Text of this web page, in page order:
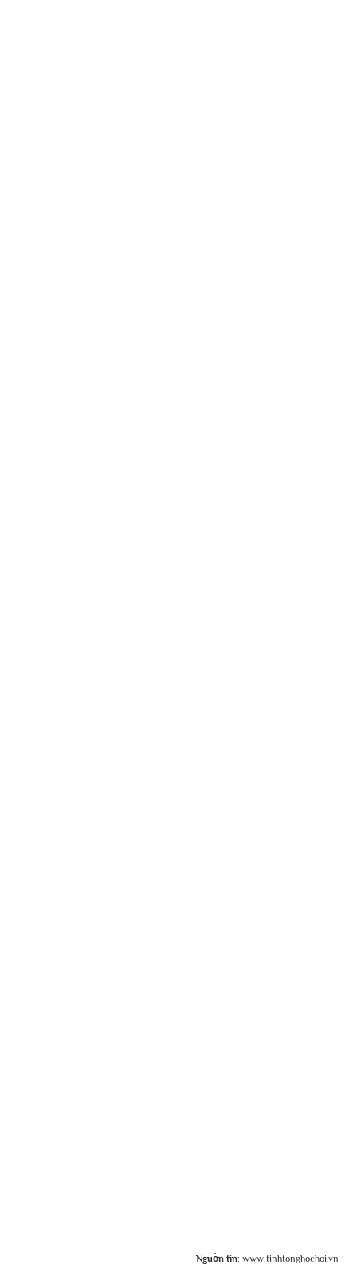
Nguồn tin: www.tinhtonghochoi.vn